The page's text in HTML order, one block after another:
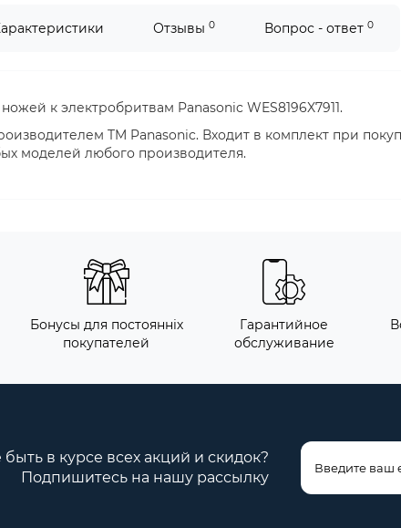
Отзывы 0 Вопрос - ответ 0
к электробритвам Panasonic WES8196X7911.
TM Panasonic. Входит в комплект при
моделей любого производителя.
Бонусы для постоянніх
покупателей
Гарантийное
обслуживание
быть в курсе всех акций и скидок?
Подпишитесь на нашу рассылку